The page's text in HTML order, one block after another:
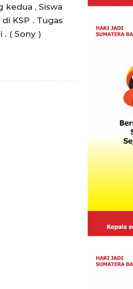
, Siswa
KSP . Tugas
( Sony )